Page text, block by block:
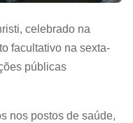
celebrado na
facultativo na sexta-
públicas
nos postos de saúde,